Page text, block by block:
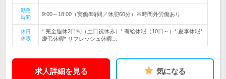
勤務
時間
9:00～18:00（実働8時間／休憩60分）※時間外労働あり
休日
休暇
* 完全週休2日制（土日祝休み）* 有給休暇（10日～）* 夏季休暇*
慶弔休暇* リフレッシュ休暇…
求人詳細を見る 気になる